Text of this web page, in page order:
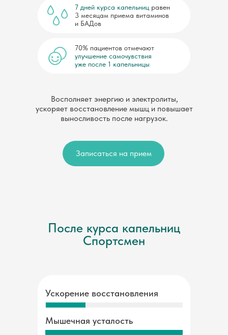
Восполняет энергию и электролиты,
ускоряет восстановление мышц и повышает
выносливость после нагрузок.
Записаться на прием
7 дней курса капельниц равен
3 месяцам приема витаминов
и БАДов
70% пациентов отмечают
улучшение самочувствия
уже после 1 капельницы
После курса капельниц
Спортсмен
Ускорение восстановления
Мышечная усталость